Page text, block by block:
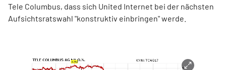
Tele Columbus, dass sich United Internet bei der nächsten
Aufsichtsratswahl "konstruktiv einbringen" werde.